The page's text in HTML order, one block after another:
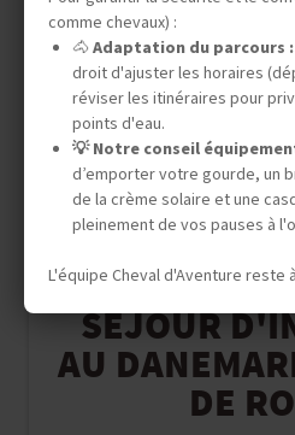
SÉJOUR
AU
DE
comme chevaux) :
🐴 Adaptation du parcours :
droit d'ajuster les horaires
réviser les itinéraires pour
points d'eau.
💡 Notre conseil
d’emporter votre gourde, un
de la crème solaire et une
pleinement de vos pauses à
L'équipe Cheval d'Aventure reste